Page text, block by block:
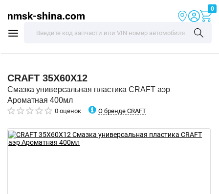
nmsk-shina.com
0
CRAFT 35X60X12
Смазка универсальная пластика CRAFT аэр
Ароматная 400мл
0 оценок О бренде CRAFT